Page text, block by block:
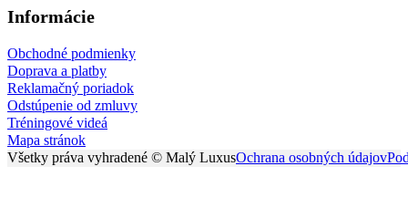
Informácie
Obchodné podmienky
Doprava a platby
Reklamačný poriadok
Odstúpenie od zmluvy
Tréningové videá
Mapa stránok
Všetky práva vyhradené © Malý LuxusOchrana osobných údajov